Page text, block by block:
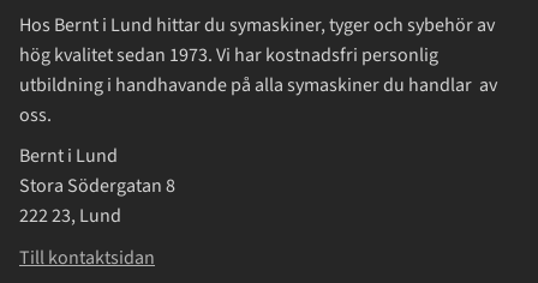
Hos Bernt i Lund hittar du symaskiner, tyger och sybehör av
hög kvalitet sedan 1973. Vi har kostnadsfri personlig
utbildning i handhavande på alla symaskiner du handlar av
oss.
Bernt i Lund
Stora Södergatan 8
222 23, Lund
Till kontaktsidan